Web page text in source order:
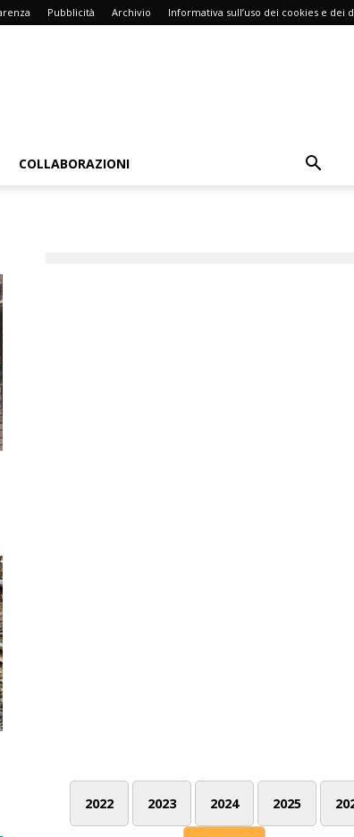
Pubblicità Archivio Informativa sull’uso dei cookies e dei
COLLABORAZIONI
2022 2023 2024 2025